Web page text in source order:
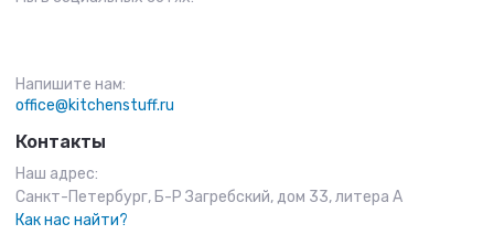
Напишите нам:
office@kitchenstuff.ru
Контакты
Наш адрес:
Санкт-Петербург, Б-Р Загребский, дом 33, литера А
Как нас найти?